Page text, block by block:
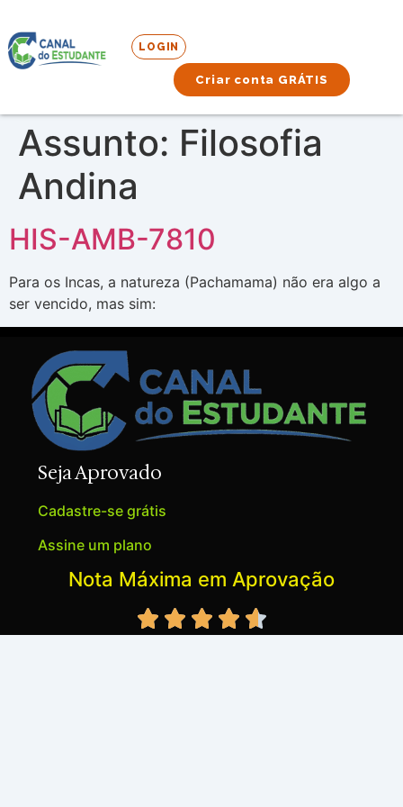
LOGIN
Criar conta GRÁTIS
Assunto: Filosofia
Andina
HIS-AMB-7810
Para os Incas, a natureza (Pachamama) não era algo a
ser vencido, mas sim:
Seja Aprovado
Cadastre-se grátis
Assine um plano
Nota Máxima em Aprovação